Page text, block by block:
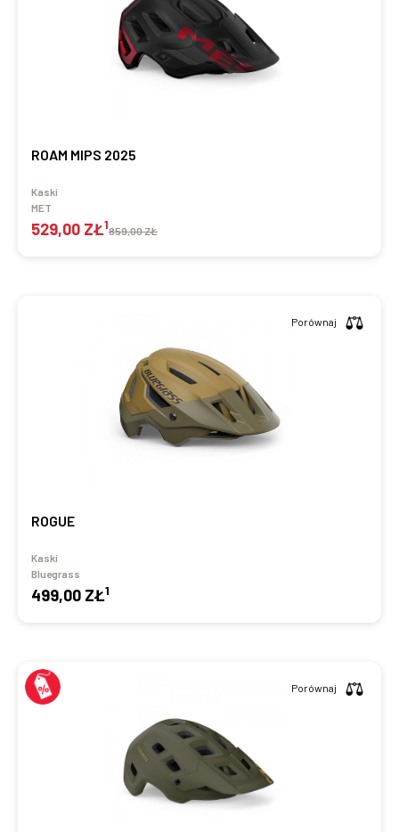
ROAM MIPS 2025
Kaski
MET
529,00 ZŁ1859,00 ZŁ
ROGUE
Kaski
Bluegrass
499,00 ZŁ1
Porównaj
Porównaj